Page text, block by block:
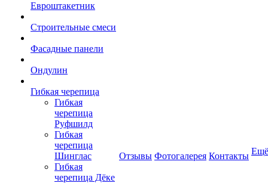
Евроштакетник
Строительные смеси
Фасадные панели
Ондулин
Гибкая черепица
Гибкая
черепица
Руфшилд
Гибкая
черепица
Шинглас
Гибкая
черепица Дёке
Отзывы Фотогалерея Контакты Ещё